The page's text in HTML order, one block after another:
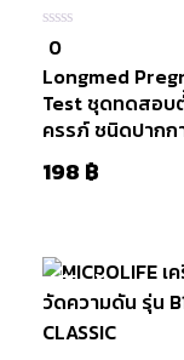
0
ใน
5
0
Longmed
Test ชุดทดสอบ
ครรภ์ ชนิดปากก
198 ฿
มีสินค้า